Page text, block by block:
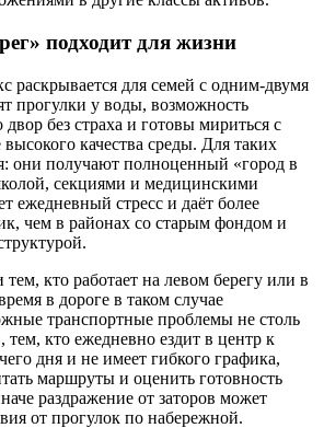
подходит для жизни
раскрывается для семей с одним-двумя
прогулки у воды, возможность
двор без страха и готовы мириться с
качества среды. Для таких
они получают полноценный «город в
секциями и медицинскими
ежедневный стресс и даёт более
чем в районах со старым фондом и
кто работает на левом берегу или в
в дороге в таком случае
транспортные проблемы не столь
кто ежедневно ездит в центр к
дня и не имеет гибкого графика,
маршруты и оценить готовность
раздражение от заторов может
от прогулок по набережной.